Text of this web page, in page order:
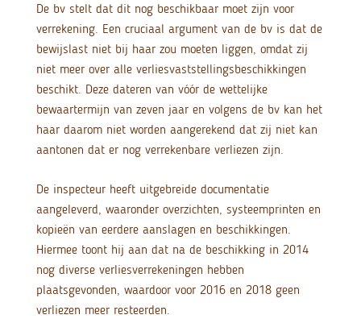
De bv stelt dat dit nog beschikbaar moet zijn voor
verrekening. Een cruciaal argument van de bv is dat de
bewijslast niet bij haar zou moeten liggen, omdat zij
niet meer over alle verliesvaststellingsbeschikkingen
beschikt. Deze dateren van vóór de wettelijke
bewaartermijn van zeven jaar en volgens de bv kan het
haar daarom niet worden aangerekend dat zij niet kan
aantonen dat er nog verrekenbare verliezen zijn.
De inspecteur heeft uitgebreide documentatie
aangeleverd, waaronder overzichten, systeemprinten en
kopieën van eerdere aanslagen en beschikkingen.
Hiermee toont hij aan dat na de beschikking in 2014
nog diverse verliesverrekeningen hebben
plaatsgevonden, waardoor voor 2016 en 2018 geen
verliezen meer resteerden.